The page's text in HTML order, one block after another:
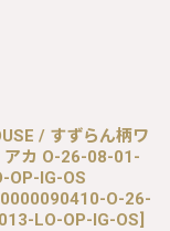
/ すずらん柄ワ
アカ O-26-08-01-
OP-IG-OS
O-26-
LO-OP-IG-OS]